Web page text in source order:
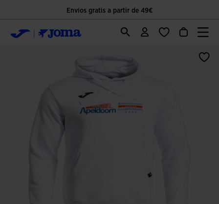
Envíos gratis a partir de 49€